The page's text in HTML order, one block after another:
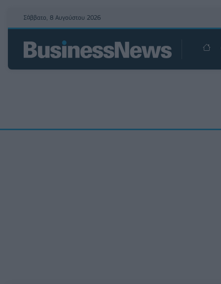
Σάββατο, 8 Αυγούστου 2026